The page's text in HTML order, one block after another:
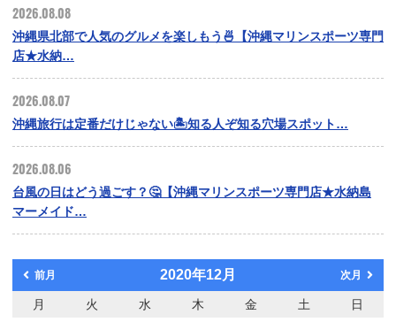
2026.08.08
沖縄県北部で人気のグルメを楽しもう🍜【沖縄マリンスポーツ専門
店★水納…
2026.08.07
沖縄旅行は定番だけじゃない🏝️知る人ぞ知る穴場スポット…
2026.08.06
台風の日はどう過ごす？🤔【沖縄マリンスポーツ専門店★水納島
マーメイド…
前月 2020年12月 次月
月 火 水 木 金 土
日